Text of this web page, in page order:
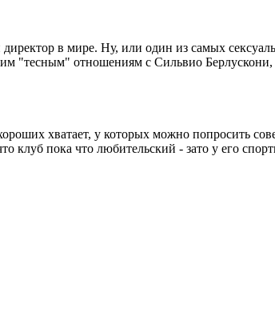
в мире. Ну, или один из самых
"тесным" отношениям с Сильвио
хватает, у которых можно попросить
клуб пока что любительский - зато у его